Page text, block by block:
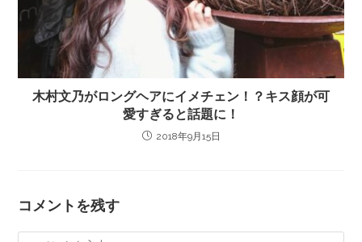
木村文乃がロングヘアにイメチェン！？キス顔が可
愛すぎると話題に！
2018年9月15日
コメントを残す